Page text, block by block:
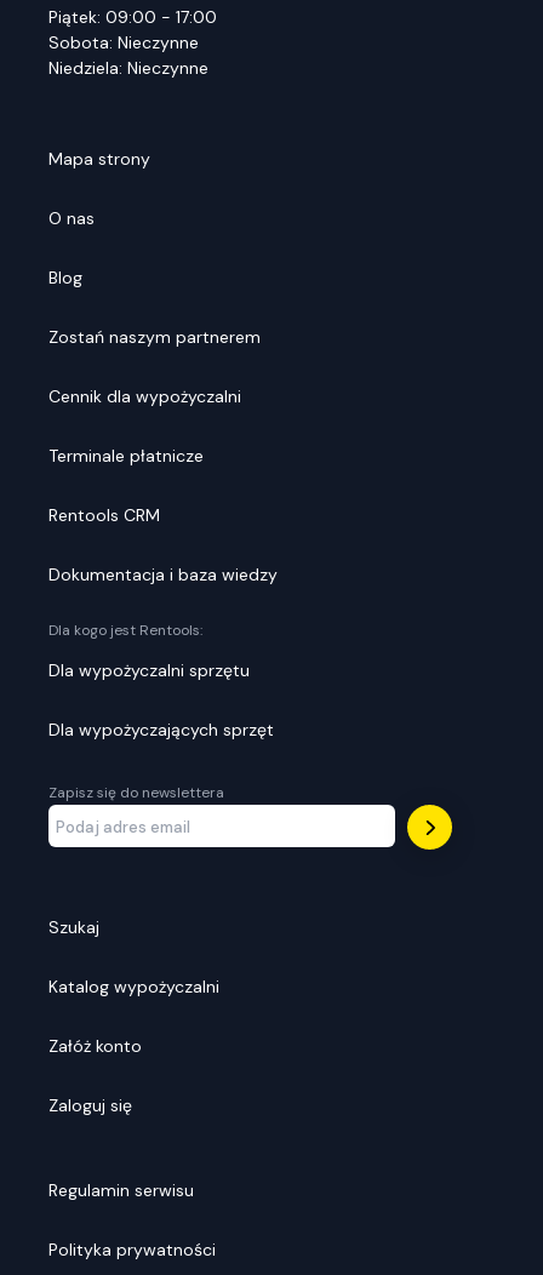
Piątek: 09:00 - 17:00
Sobota: Nieczynne
Niedziela: Nieczynne
Mapa strony
O nas
Blog
Zostań naszym partnerem
Cennik dla wypożyczalni
Terminale płatnicze
Rentools CRM
Dokumentacja i baza wiedzy
Dla kogo jest Rentools:
Dla wypożyczalni sprzętu
Dla wypożyczających sprzęt
Zapisz się do newslettera
Szukaj
Katalog wypożyczalni
Załóż konto
Zaloguj się
Regulamin serwisu
Polityka prywatności